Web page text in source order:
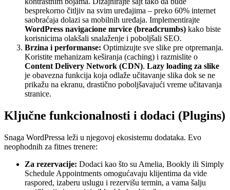
besprekorno čitljiv na svim uređajima – preko 60% internet
saobraćaja dolazi sa mobilnih uređaja. Implementirajte
WordPress navigacione mrvice (breadcrumbs) kako biste
korisnicima olakšali snalaženje i poboljšali SEO.
Brzina i performanse: Optimizujte sve slike pre otpremanja.
Koristite mehanizam keširanja (caching) i razmislite o
Content Delivery Network (CDN). Lazy loading za slike
je obavezna funkcija koja odlaže učitavanje slika dok se ne
prikažu na ekranu, drastično poboljšavajući vreme učitavanja
stranice.
Ključne funkcionalnosti i dodaci (Plugins)
Snaga WordPressa leži u njegovoj ekosistemu dodataka. Evo
neophodnih za fitnes trenere:
Za rezervacije: Dodaci kao što su Amelia, Bookly ili Simply
Schedule Appointments omogućavaju klijentima da vide
raspored, izaberu uslugu i rezervišu termin, a vama šalju